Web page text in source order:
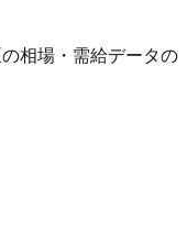
相場・需給データの